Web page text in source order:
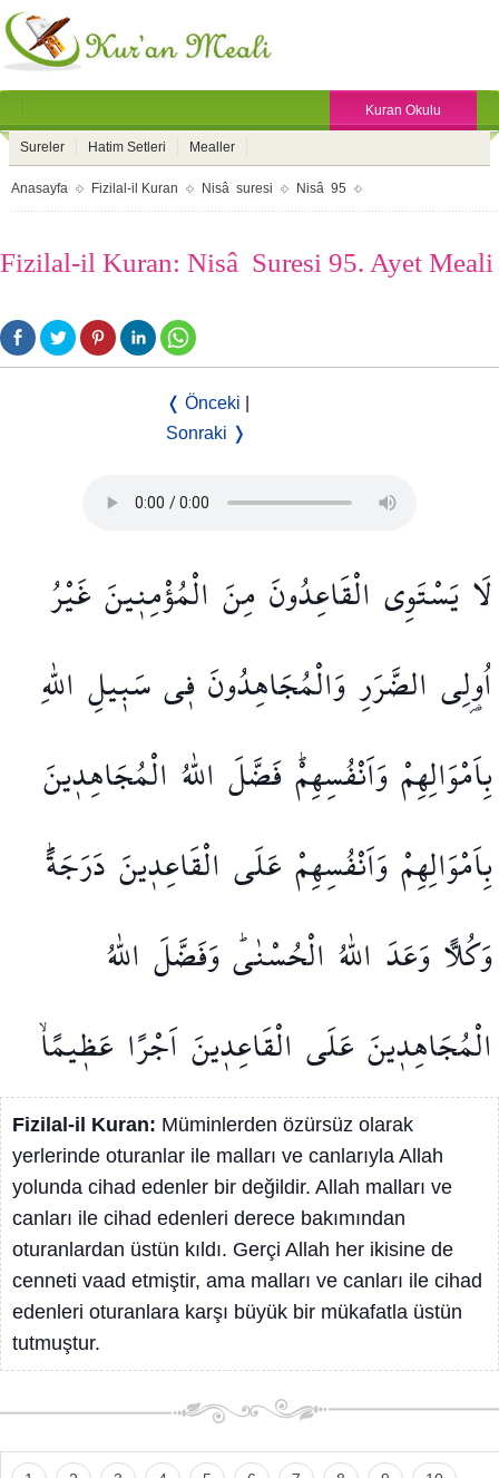
Kuran Okulu
Sureler Hatim Setleri Mealler
Anasayfa Fizilal-il Kuran Nisâ suresi Nisâ 95
Fizilal-il Kuran: Nisâ Suresi 95. Ayet Meali
❬ Önceki
Sonraki ❭
لَا يَسْتَوِي الْقَاعِدُونَ مِنَ الْمُؤْمِن۪ينَ غَيْرُ
اُو۬لِي الضَّرَرِوَالْمُجَاهِدُونَ ف۪يسَب۪يلِ اللّٰهِ
بِاَمْوَالِهِمْوَاَنْفُسِهِمْۜفَضَّلَ اللّٰهُ الْمُجَاهِد۪ينَ
بِاَمْوَالِهِمْوَاَنْفُسِهِمْ عَلَى الْقَاعِد۪ينَ دَرَجَةًۜ
وَكُلًّا وَعَدَ اللّٰهُ الْحُسْنٰىۜوَفَضَّلَ اللّٰهُ
الْمُجَاهِد۪ينَ عَلَى الْقَاعِد۪ينَاَجْرًا عَظ۪يمًاۙ
Fizilal-il Kuran: Müminlerden özürsüz olarak
yerlerinde oturanlar ile malları ve canlarıyla Allah
yolunda cihad edenler bir değildir. Allah malları ve
canları ile cihad edenleri derece bakımından
oturanlardan üstün kıldı. Gerçi Allah her ikisine de
cenneti vaad etmiştir, ama malları ve canları ile cihad
edenleri oturanlara karşı büyük bir mükafatla üstün
tutmuştur.